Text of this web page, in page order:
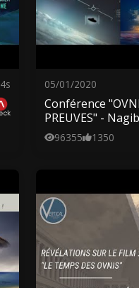
05/01/2020
Conférence
PREUVES" -
96355 1350